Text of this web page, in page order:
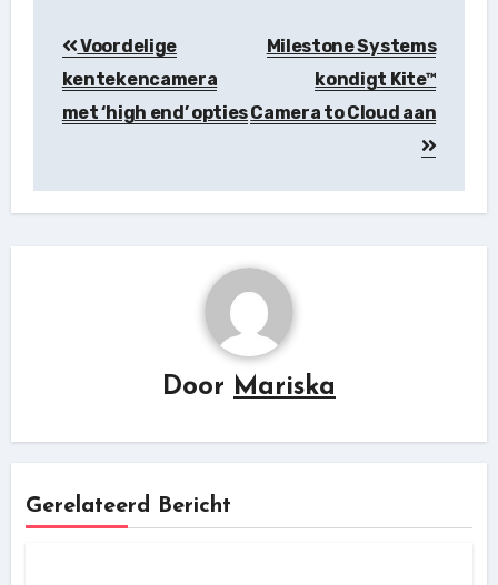
Voordelige
kentekencamera
met ‘high end’ opties
Milestone Systems
kondigt Kite™
Camera to Cloud aan
Door Mariska
Gerelateerd Bericht